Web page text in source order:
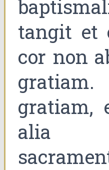
tangit et
cor non
gratiam,
alia